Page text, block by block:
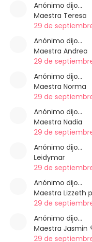
Anónimo dijo…
Maestra Teresa
29 de
Anónimo dijo…
Maestra Andrea
29 de
Anónimo dijo…
Maestra Norma
29 de
Anónimo dijo…
Maestra Nadia
29 de
Anónimo dijo…
Leidymar
29 de
Anónimo dijo…
Maestra Lizzeth
29 de
Anónimo dijo…
Maestra Jasmin
29 de